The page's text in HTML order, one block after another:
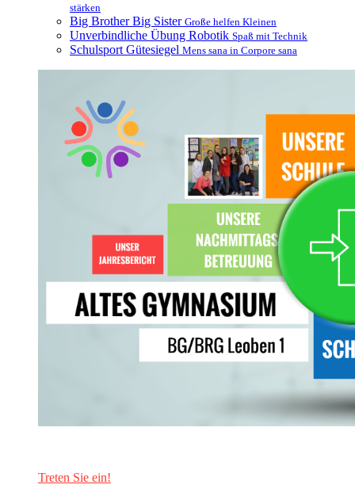
stärken
Big Brother Big Sister Große helfen Kleinen
Unverbindliche Übung Robotik Spaß mit Technik
Schulsport Gütesiegel Mens sana in Corpore sana
Treten Sie ein!